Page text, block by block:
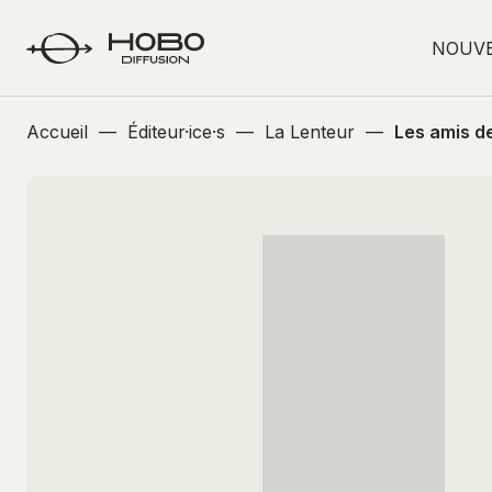
Accueil — Éditeur·ice·s — La Lenteur — Les amis